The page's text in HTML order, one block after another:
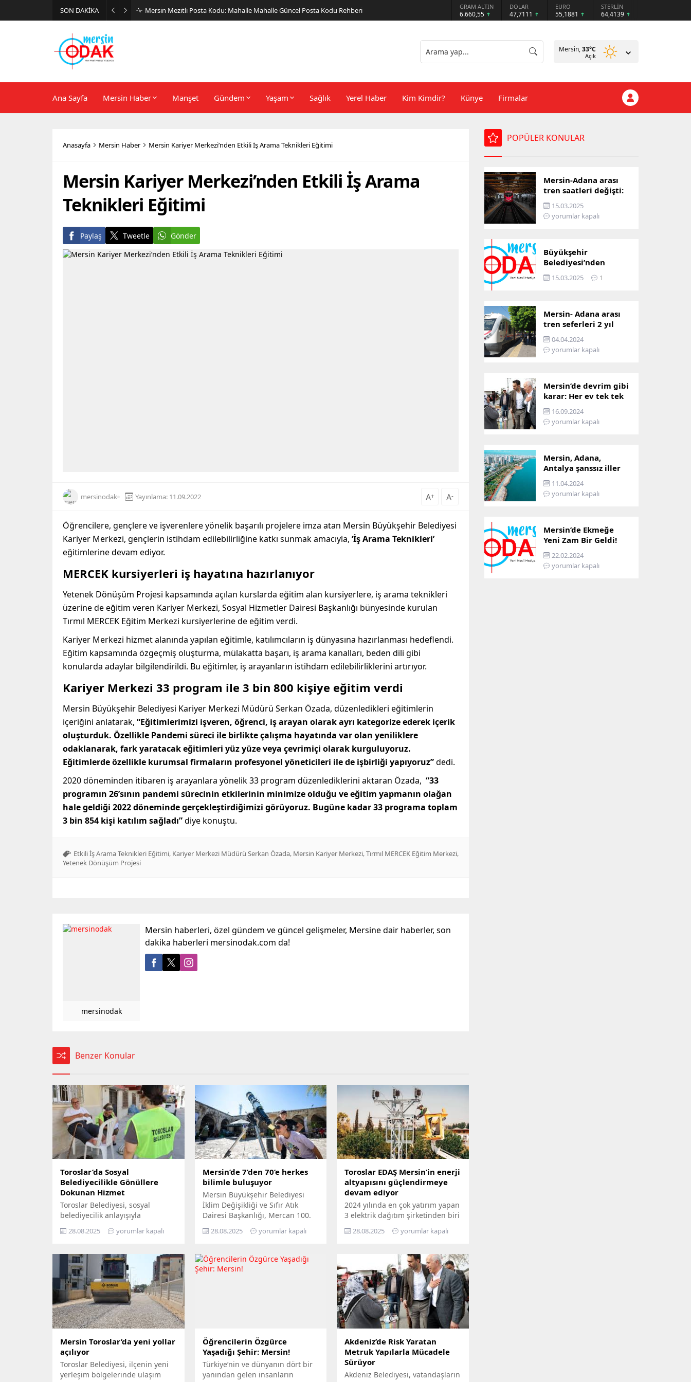
SON DAKİKA Günlük Stil İçin Erkek Sneaker Önerileri GRAM ALTIN
6.660,55
DOLAR
47,7111
EURO
55,1881
STERLİN
64,4139
Mersin,33°C
Açık
Ana Sayfa Mersin Haber Manşet Gündem Yaşam Sağlık Yerel Haber Kim Kimdir? Künye Firmalar
Anasayfa Mersin Haber Mersin Kariyer Merkezi’nden Etkili İş Arama Teknikleri Eğitimi
Mersin Kariyer Merkezi’nden Etkili İş Arama
Teknikleri Eğitimi
Paylaş Tweetle Gönder
mersinodak Yayınlama: 11.09.2022 A+ A-
Öğrencilere, gençlere ve işverenlere yönelik başarılı projelere imza atan Mersin Büyükşehir Belediyesi
Kariyer Merkezi, gençlerin istihdam edilebilirliğine katkı sunmak amacıyla, ‘İş Arama Teknikleri’
eğitimlerine devam ediyor.
MERCEK kursiyerleri iş hayatına hazırlanıyor
Yetenek Dönüşüm Projesi kapsamında açılan kurslarda eğitim alan kursiyerlere, iş arama teknikleri
üzerine de eğitim veren Kariyer Merkezi, Sosyal Hizmetler Dairesi Başkanlığı bünyesinde kurulan
Tırmıl MERCEK Eğitim Merkezi kursiyerlerine de eğitim verdi.
Kariyer Merkezi hizmet alanında yapılan eğitimle, katılımcıların iş dünyasına hazırlanması hedeflendi.
Eğitim kapsamında özgeçmiş oluşturma, mülakatta başarı, iş arama kanalları, beden dili gibi
konularda adaylar bilgilendirildi. Bu eğitimler, iş arayanların istihdam edilebilirliklerini artırıyor.
Kariyer Merkezi 33 program ile 3 bin 800 kişiye eğitim verdi
Mersin Büyükşehir Belediyesi Kariyer Merkezi Müdürü Serkan Özada, düzenledikleri eğitimlerin
içeriğini anlatarak, “Eğitimlerimizi işveren, öğrenci, iş arayan olarak ayrı kategorize ederek içerik
oluşturduk. Özellikle Pandemi süreci ile birlikte çalışma hayatında var olan yeniliklere
odaklanarak, fark yaratacak eğitimleri yüz yüze veya çevrimiçi olarak kurguluyoruz.
Eğitimlerde özellikle kurumsal firmaların profesyonel yöneticileri ile de işbirliği yapıyoruz”dedi.
2020 döneminden itibaren iş arayanlara yönelik 33 program düzenlediklerini aktaran Özada, “33
programın 26’sının pandemi sürecinin etkilerinin minimize olduğu ve eğitim yapmanın olağan
hale geldiği 2022 döneminde gerçekleştirdiğimizi görüyoruz. Bugüne kadar 33 programa toplam
3 bin 854 kişi katılım sağladı”diye konuştu.
Etkili İş Arama Teknikleri Eğitimi, Kariyer Merkezi Müdürü Serkan Özada, Mersin Kariyer Merkezi,Tırmıl MERCEK Eğitim Merkezi,
Yetenek Dönüşüm Projesi
mersinodak
Mersin haberleri, özel gündem ve güncel gelişmeler, Mersine dair haberler, son
dakika haberleri mersinodak.com da!
Benzer Konular
Toroslar’da Sosyal
Belediyecilikle Gönüllere
Dokunan Hizmet
Toroslar Belediyesi, sosyal
belediyecilik anlayışıyla
vatandaşların gönüllerine
dokunmaya devam ediyor. İlçede
özel gereksinimli bireyler ile gazi
ve şehit aileleri, belediyenin
şefkatli elini her zaman
yanlarında hissediyor. Belediye
Sosyal Destek Hizmetleri
Müdürlüğü’ne bağlı Şehit ve Gazi
Şefliği ile Yaşlı ve Engelli Şefliği,
belli periyotlarla ev ziyaretleri
gerçekleştiriyor....
28.08.2025 yorumlar kapalı
Mersin’de 7’den 70’e herkes
bilimle buluşuyor
Mersin Büyükşehir Belediyesi
İklim Değişikliği ve Sıfır Atık
Dairesi Başkanlığı, Mercan 100.
Yıl İklim ve Çevre Bilim Merkezi’ni
ziyaret edemeyenler için bilimi
‘Gökyüzü Hepimizin, Bilim Her
Yerde’ sloganıyla yola çıkan
28.08.2025 yorumlar kapalı
Toroslar EDAŞ Mersin’in enerji
altyapısını güçlendirmeye
devam ediyor
2024 yılında en çok yatırım yapan
3 elektrik dağıtım şirketinden biri
olan Toroslar EDAŞ, 2025 yılının
ilk 6 ayında Türkiye’nin en
Mersin’de gerçekleştirdiği 381
milyon TL’yi aşan yatırımla, enerji
altyapısını bugünün ihtiyaçlarına
uygun biçimde yenilerken,
geleceğin artan taleplerine de
hazır hâle getiriyor Türkiye’nin
enerji dönüşümüne öncülük...
28.08.2025 yorumlar kapalı
Mersin Toroslar’da yeni yollar
açılıyor
Toroslar Belediyesi, ilçenin yeni
yerleşim bölgelerinde ulaşım
Öğrencilerin Özgürce
Yaşadığı Şehir: Mersin!
Türkiye’nin ve dünyanın dört bir
yanından gelen insanların
Akdeniz’de Risk Yaratan
Metruk Yapılarla Mücadele
Sürüyor
Akdeniz Belediyesi, vatandaşların
POPÜLER KONULAR
Mersin-Adana arası
tren saatleri değişti:
İşte yeni ulaşım listesi
15.03.2025
yorumlar kapalı
Büyükşehir
Belediyesi’nden
Mersin ve Adana arası
ulaşım başladı
15.03.2025 1
Mersin- Adana arası
tren seferleri 2 yıl
boyunca
çalışmayacak
04.04.2024
yorumlar kapalı
Mersin’de devrim gibi
karar: Her ev tek tek
incelenecek!
16.09.2024
yorumlar kapalı
Mersin, Adana,
Antalya şanssız iller
arasına girdi: İşte
sebebi…
11.04.2024
yorumlar kapalı
Mersin’de Ekmeğe
Yeni Zam Bir Geldi!
İşte Mersin’in Zamlı
Ekmek Fiyatı!
22.02.2024
yorumlar kapalı